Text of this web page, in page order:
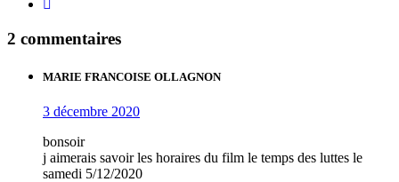
2 commentaires
MARIE FRANCOISE OLLAGNON
3 décembre 2020
bonsoir
j aimerais savoir les horaires du film le temps des luttes le
samedi 5/12/2020